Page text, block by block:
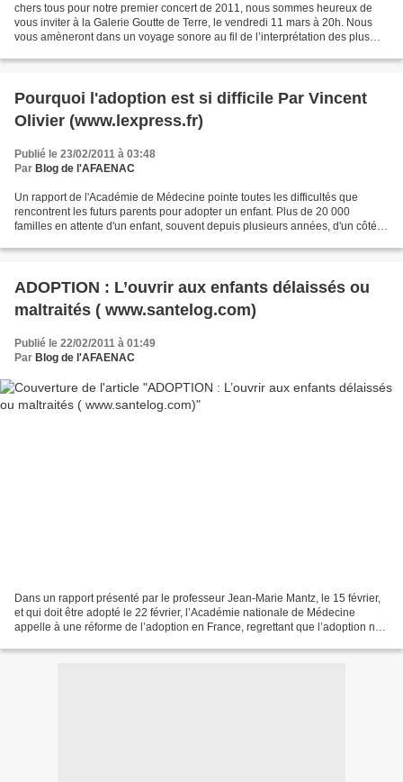
chers tous pour notre premier concert de 2011, nous sommes heureux de
vous inviter à la Galerie Goutte de Terre, le vendredi 11 mars à 20h. Nous
vous amèneront dans un voyage sonore au fil de l’interprétation des plus
Pourquoi l'adoption est si difficile Par Vincent
Olivier (www.lexpress.fr)
Publié le 23/02/2011 à 03:48
Par Blog de l'AFAENAC
Un rapport de l'Académie de Médecine pointe toutes les difficultés que
rencontrent les futurs parents pour adopter un enfant. Plus de 20 000
familles en attente d'un enfant, souvent depuis plusieurs années, d'un côté,
ADOPTION : L’ouvrir aux enfants délaissés ou
maltraités ( www.santelog.com)
Publié le 22/02/2011 à 01:49
Par Blog de l'AFAENAC
Dans un rapport présenté par le professeur Jean-Marie Mantz, le 15 février,
et qui doit être adopté le 22 février, l’Académie nationale de Médecine
appelle à une réforme de l’adoption en France, regrettant que l’adoption ne